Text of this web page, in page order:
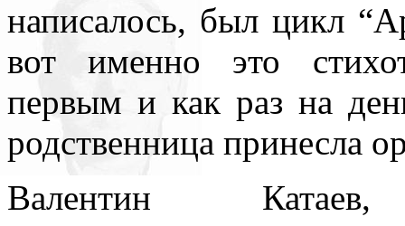
написалось, был цикл
вот именно это
первым и как раз на
родственница принесла
Валентин